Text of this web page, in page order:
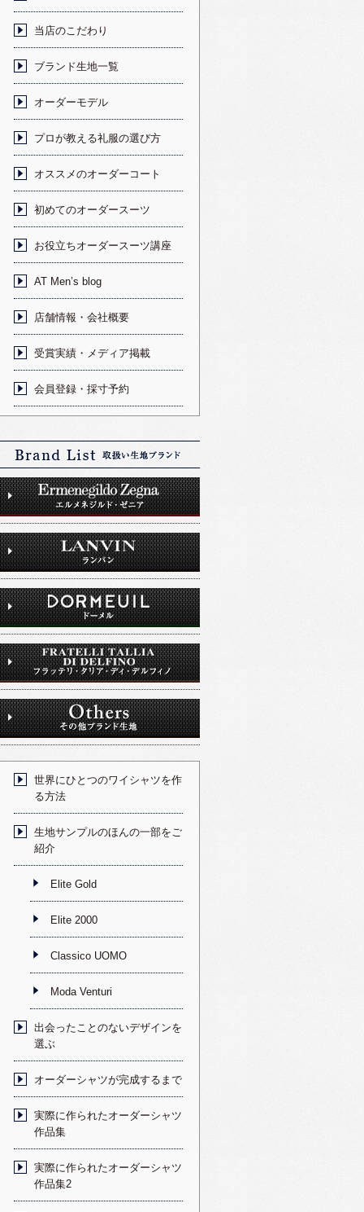
当店のこだわり
ブランド生地一覧
オーダーモデル
プロが教える礼服の選び方
オススメのオーダーコート
初めてのオーダースーツ
お役立ちオーダースーツ講座
AT Men’s blog
店舗情報・会社概要
受賞実績・メディア掲載
会員登録・採寸予約
世界にひとつのワイシャツを作
る方法
生地サンプルのほんの一部をご
紹介
Elite Gold
Elite 2000
Classico UOMO
Moda Venturi
出会ったことのないデザインを
選ぶ
オーダーシャツが完成するまで
実際に作られたオーダーシャツ
作品集
実際に作られたオーダーシャツ
作品集2